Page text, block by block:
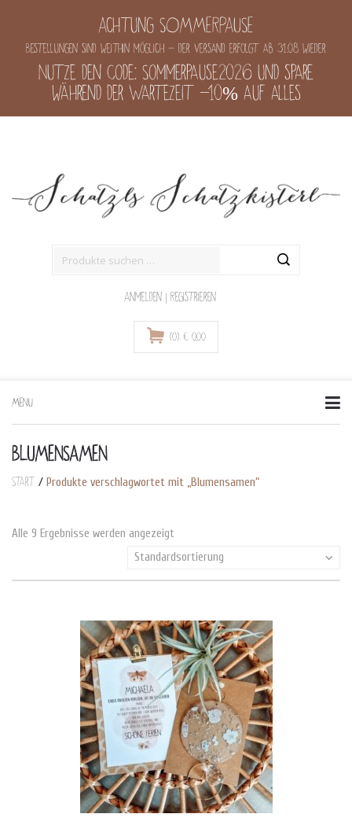
Achtung SOMMERPAUSE
Bestellungen sind weithin möglich - der Versand erfolgt ab 31.08 wieder
Nutze den Code: Sommerpause2026 und spare
während der Wartezeit -10% auf alles
Anmelden | Registrieren
(0) € 0,00
MENU
to
BLUMENSAMEN
Start / Produkte verschlagwortet mit „Blumensamen“
Alle 9 Ergebnisse werden angezeigt
Standardsortierung